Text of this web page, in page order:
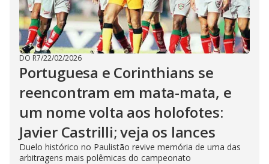
DO R7/22/02/2026
Portuguesa e Corinthians se
reencontram em mata-mata, e
um nome volta aos holofotes:
Javier Castrilli; veja os lances
Duelo histórico no Paulistão revive memória de uma das
arbitragens mais polêmicas do campeonato